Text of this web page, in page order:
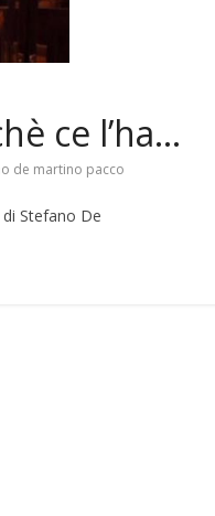
ce l’ha…
de martino pacco
Stefano De